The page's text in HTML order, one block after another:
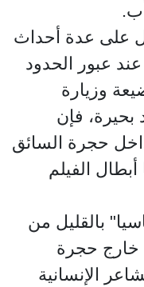
على عدة أحداث
عبور الحدود
وزيارة
بحيرة، فإن
حجرة السائق
الفيلم
بالقليل من
خارج حجرة
الإنسانية